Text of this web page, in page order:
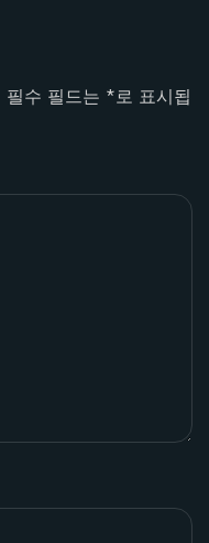
필수 필드는 *로 표시됩